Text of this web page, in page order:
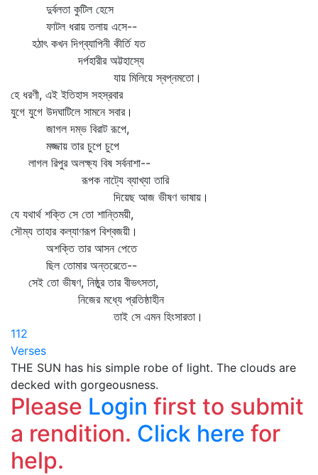
দুর্বলতা কুটিল হেসে
ফাটল ধরায় তলায় এসে--
হঠাৎ কখন দিগ্‌ব্যাপিনী কীর্তি যত
দর্পহারীর অট্টহাস্যে
যায় মিলিয়ে স্বপ্নমতো।
হে ধরণী, এই ইতিহাস সহস্রবার
যুগে যুগে উদঘাটিলে সামনে সবার।
জাগল দম্ভ বিরাট রূপে,
মজ্জায় তার চুপে চুপে
লাগল রিপুর অলক্ষ্য বিষ সর্বনাশা--
রূপক নাট্যে ব্যাখ্যা তারি
দিয়েছ আজ ভীষণ ভাষায়।
যে যথার্থ শক্তি সে তো শান্তিময়ী,
সৌম্য তাহার কল্যাণরূপ বিশ্বজয়ী।
অশক্তি তার আসন পেতে
ছিল তোমার অন্তরেতে--
সেই তো ভীষণ, নিষ্ঠুর তার বীভৎসতা,
নিজের মধ্যে প্রতিষ্ঠাহীন
তাই সে এমন হিংসারতা।
112
Verses
THE SUN has his simple robe of light. The clouds are
decked with gorgeousness.
Please Login first to submit
a rendition. Click here for
help.